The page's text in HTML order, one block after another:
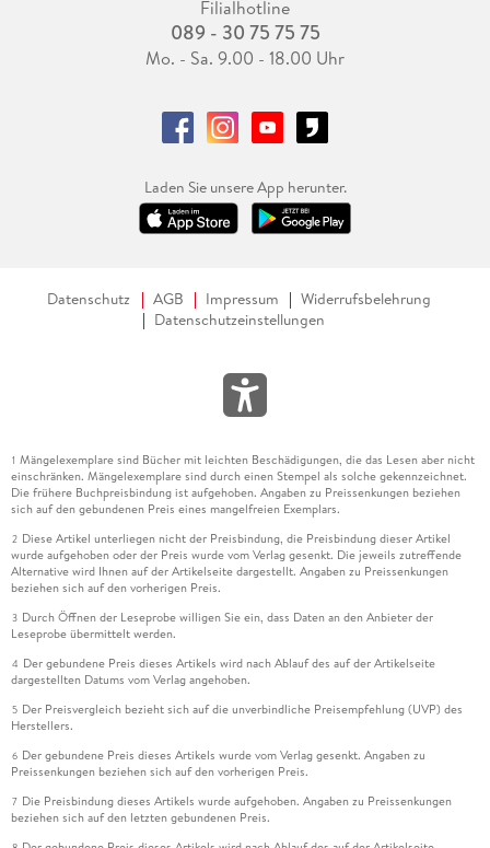
Filialhotline
089 - 30 75 75 75
Mo. - Sa. 9.00 - 18.00 Uhr
Laden Sie unsere App herunter.
Datenschutz AGB Impressum
Widerrufsbelehrung
Datenschutzeinstellungen
1 Mängelexemplare sind Bücher mit leichten Beschädigungen, die das Lesen aber nicht
einschränken. Mängelexemplare sind durch einen Stempel als solche gekennzeichnet.
Die frühere Buchpreisbindung ist aufgehoben. Angaben zu Preissenkungen beziehen
sich auf den gebundenen Preis eines mangelfreien Exemplars.
2 Diese Artikel unterliegen nicht der Preisbindung, die Preisbindung dieser Artikel
wurde aufgehoben oder der Preis wurde vom Verlag gesenkt. Die jeweils zutreffende
Alternative wird Ihnen auf der Artikelseite dargestellt. Angaben zu Preissenkungen
beziehen sich auf den vorherigen Preis.
3 Durch Öffnen der Leseprobe willigen Sie ein, dass Daten an den Anbieter der
Leseprobe übermittelt werden.
4 Der gebundene Preis dieses Artikels wird nach Ablauf des auf der Artikelseite
dargestellten Datums vom Verlag angehoben.
5 Der Preisvergleich bezieht sich auf die unverbindliche Preisempfehlung (UVP) des
Herstellers.
6 Der gebundene Preis dieses Artikels wurde vom Verlag gesenkt. Angaben zu
Preissenkungen beziehen sich auf den vorherigen Preis.
7 Die Preisbindung dieses Artikels wurde aufgehoben. Angaben zu Preissenkungen
beziehen sich auf den letzten gebundenen Preis.